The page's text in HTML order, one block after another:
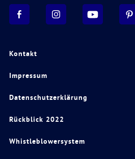
Kontakt
Impressum
Datenschutzerklärung
Rückblick 2022
Whistleblowersystem